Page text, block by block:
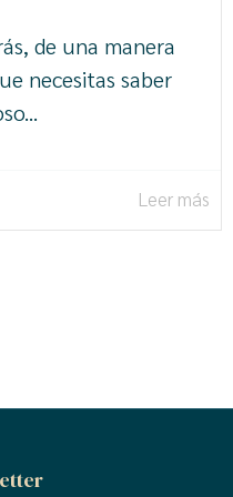
de una manera
necesitas saber
Leer más